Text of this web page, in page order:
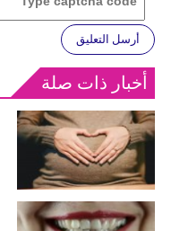
أرسل التعليق
أخبار ذات صلة